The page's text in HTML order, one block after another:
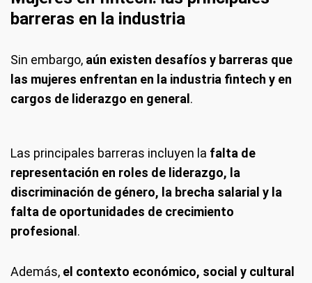
barreras en la industria
Sin embargo, aún existen desafíos y barreras que
las mujeres enfrentan en la industria fintech y en
cargos de liderazgo en general .
Las principales barreras incluyen la falta de
representación en roles de liderazgo, la
discriminación de género, la brecha salarial y la
falta de oportunidades de crecimiento
profesional .
Además, el contexto económico, social y cultural